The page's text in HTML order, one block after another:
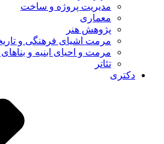
مدیریت پروژه و ساخت
معماری
پژوهش هنر
مرمت اشیای فرهنگی و
مرمت و احیای ابنیه و
تئاتر
دکتری